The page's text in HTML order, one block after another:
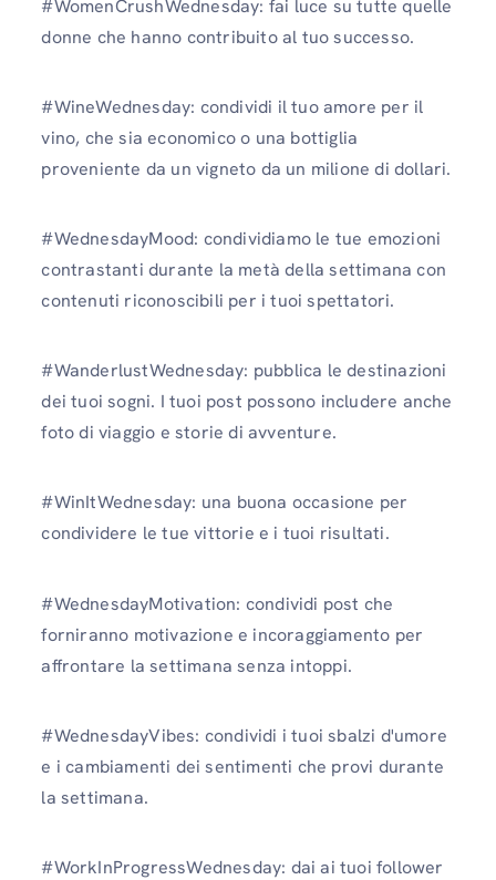
#WomenCrushWednesday: fai luce su tutte quelle
donne che hanno contribuito al tuo successo.
#WineWednesday: condividi il tuo amore per il
vino, che sia economico o una bottiglia
proveniente da un vigneto da un milione di dollari.
#WednesdayMood: condividiamo le tue emozioni
contrastanti durante la metà della settimana con
contenuti riconoscibili per i tuoi spettatori.
#WanderlustWednesday: pubblica le destinazioni
dei tuoi sogni. I tuoi post possono includere anche
foto di viaggio e storie di avventure.
#WinItWednesday: una buona occasione per
condividere le tue vittorie e i tuoi risultati.
#WednesdayMotivation: condividi post che
forniranno motivazione e incoraggiamento per
affrontare la settimana senza intoppi.
#WednesdayVibes: condividi i tuoi sbalzi d'umore
e i cambiamenti dei sentimenti che provi durante
la settimana.
#WorkInProgressWednesday: dai ai tuoi follower